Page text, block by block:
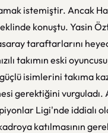
istemiştir. Ancak
konuştu. Yasin
taraftarlarını
takımın eski
isimlerini takıma
gerektiğini vurguladı.
Ligi'nde iddialı
katılmasının